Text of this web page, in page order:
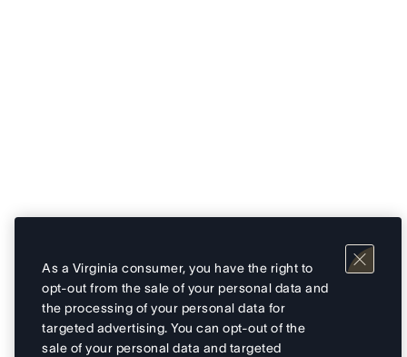
As a Virginia consumer, you have the right to
opt-out from the sale of your personal data and
the processing of your personal data for
targeted advertising. You can opt-out of the
sale of your personal data and targeted